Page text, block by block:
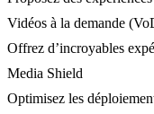
Vidéos à la demande
Offrez d’incroyables
Media Shield
Optimisez les